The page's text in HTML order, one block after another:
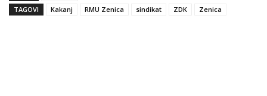
TAGOVI
Kakanj RMU Zenica sindikat ZDK Zenica